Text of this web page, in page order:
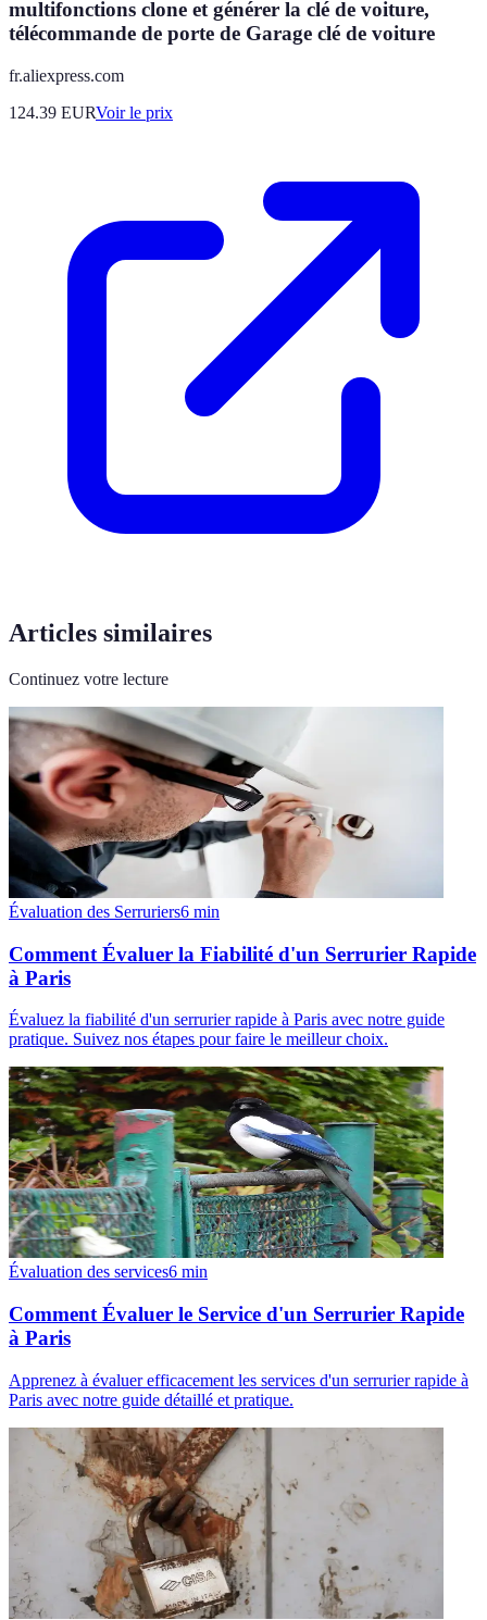
multifonctions clone et générer la clé de voiture,
télécommande de porte de Garage clé de voiture
fr.aliexpress.com
124.39 EURVoir le prix
Articles similaires
Continuez votre lecture
Évaluation des Serruriers6 min
Comment Évaluer la Fiabilité d'un Serrurier Rapide
à Paris
Évaluez la fiabilité d'un serrurier rapide à Paris avec notre guide
pratique. Suivez nos étapes pour faire le meilleur choix.
Évaluation des services6 min
Comment Évaluer le Service d'un Serrurier Rapide
à Paris
Apprenez à évaluer efficacement les services d'un serrurier rapide à
Paris avec notre guide détaillé et pratique.